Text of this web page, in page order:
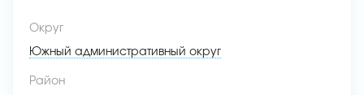
Округ
Южный административный округ
Район